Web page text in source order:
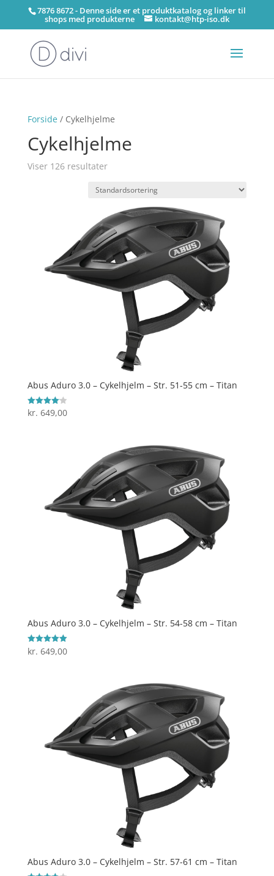
7876 8672 - Denne side er et produktkatalog og linker til
shops med produkterne kontakt@htp-iso.dk
Forside/ Cykelhjelme
Cykelhjelme
Viser 126 resultater
Abus Aduro 3.0 – Cykelhjelm – Str. 51-55 cm – Titan
Vurderet
4.1
kr. 649,00
Abus Aduro 3.0 – Cykelhjelm – Str. 54-58 cm – Titan
Vurderet
5
kr. 649,00
Abus Aduro 3.0 – Cykelhjelm – Str. 57-61 cm – Titan